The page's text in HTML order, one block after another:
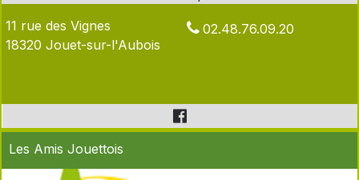
11 rue des Vignes
18320 Jouet-sur-l'Aubois
02.48.76.09.20
Les Amis Jouettois